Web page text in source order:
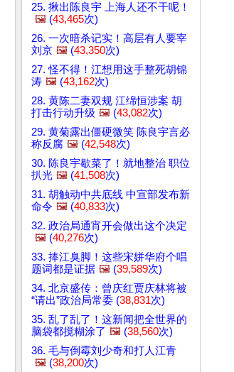
25. 揪出陈良宇 上海人还不干呢！
🖼️ (43,465次)
26. 一次暗杀记实！高层有人要宰
刘京 🖼️ (43,350次)
27. 怪不得！江想用这手整死胡锦
涛 🖼️ (43,162次)
28. 黄陈二妻双规 江绵恒涉案 胡
打击行动升级 🖼️ (43,082次)
29. 黄菊露出僵硬微笑 陈良宇言必
称反腐 🖼️ (42,548次)
30. 陈良宇歇菜了！就地整治 职位
扒光 🖼️ (41,508次)
31. 胡触动中共底线 中宣部发布新
命令 🖼️ (40,833次)
32. 政治局通宵开会做出这个决定
🖼️ (40,276次)
33. 捧江臭脚！这些宋姘华府个唱
题词都是证据 🖼️ (39,589次)
34. 北京盛传：曾庆红贾庆林将被
“请出”政治局常委 (38,831次)
35. 乱了乱了！这新闻把全世界的
脑袋都搅糊涂了 🖼️ (38,560次)
36. 毛与倒霉刘少奇和打人江青
🖼️ (38,200次)